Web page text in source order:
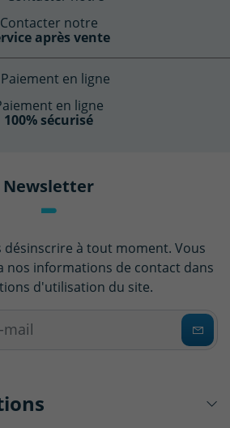
Contacter notre
après vente
en ligne
100% sécurisé
Newsletter
désinscrire à tout moment. Vous
nos informations de contact dans
d'utilisation du site.